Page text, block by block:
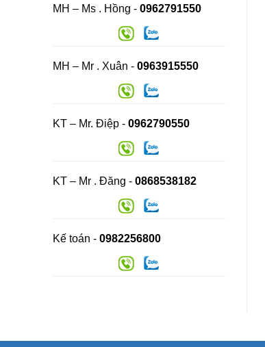
MH – Ms . Hồng - 0962791550
MH – Mr . Xuân - 0963915550
KT – Mr. Điệp - 0962790550
KT – Mr . Đăng - 0868538182
Kế toán - 0982256800